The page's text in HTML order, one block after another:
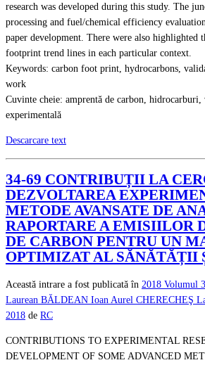
research was developed during this study. The
processing and fuel/chemical efficiency
paper development. There were also highlighted
footprint trend lines in each particular context.
Keywords: carbon foot print, hydrocarbons,
work
Cuvinte cheie: amprentă de carbon,
experimentală
Descarcare text
34-69 CONTRIBUȚII LA
DEZVOLTAREA
METODE AVANSATE DE
RAPORTARE A EMISIILOR
DE CARBON PENTRU UN
OPTIMIZAT AL SĂNĂTĂȚII
Această intrare a fost publicată în 2018 Volumul
Laurean BĂLDEAN Ioan Aurel CHERECHEŞ
2018 de RC
CONTRIBUTIONS TO EXPERIMENTAL
DEVELOPMENT OF SOME ADVANCED